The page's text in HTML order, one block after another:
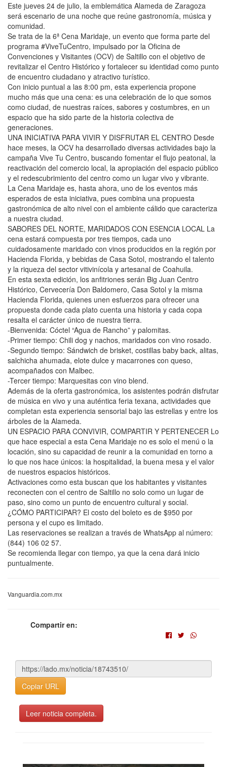
Este jueves 24 de julio, la emblemática Alameda de Zaragoza
será escenario de una noche que reúne gastronomía, música y
comunidad.
Se trata de la 6ª Cena Maridaje, un evento que forma parte del
programa #ViveTuCentro, impulsado por la Oficina de
Convenciones y Visitantes (OCV) de Saltillo con el objetivo de
revitalizar el Centro Histórico y fortalecer su identidad como punto
de encuentro ciudadano y atractivo turístico.
Con inicio puntual a las 8:00 pm, esta experiencia propone
mucho más que una cena: es una celebración de lo que somos
como ciudad, de nuestras raíces, sabores y costumbres, en un
espacio que ha sido parte de la historia colectiva de
generaciones.
UNA INICIATIVA PARA VIVIR Y DISFRUTAR EL CENTRO Desde
hace meses, la OCV ha desarrollado diversas actividades bajo la
campaña Vive Tu Centro, buscando fomentar el flujo peatonal, la
reactivación del comercio local, la apropiación del espacio público
y el redescubrimiento del centro como un lugar vivo y vibrante.
La Cena Maridaje es, hasta ahora, uno de los eventos más
esperados de esta iniciativa, pues combina una propuesta
gastronómica de alto nivel con el ambiente cálido que caracteriza
a nuestra ciudad.
SABORES DEL NORTE, MARIDADOS CON ESENCIA LOCAL La
cena estará compuesta por tres tiempos, cada uno
cuidadosamente maridado con vinos producidos en la región por
Hacienda Florida, y bebidas de Casa Sotol, mostrando el talento
y la riqueza del sector vitivinícola y artesanal de Coahuila.
En esta sexta edición, los anfitriones serán Big Juan Centro
Histórico, Cervecería Don Baldomero, Casa Sotol y la misma
Hacienda Florida, quienes unen esfuerzos para ofrecer una
propuesta donde cada plato cuenta una historia y cada copa
resalta el carácter único de nuestra tierra.
-Bienvenida: Cóctel “Agua de Rancho” y palomitas.
-Primer tiempo: Chili dog y nachos, maridados con vino rosado.
-Segundo tiempo: Sándwich de brisket, costillas baby back, alitas,
salchicha ahumada, elote dulce y macarrones con queso,
acompañados con Malbec.
-Tercer tiempo: Marquesitas con vino blend.
Además de la oferta gastronómica, los asistentes podrán disfrutar
de música en vivo y una auténtica feria texana, actividades que
completan esta experiencia sensorial bajo las estrellas y entre los
árboles de la Alameda.
UN ESPACIO PARA CONVIVIR, COMPARTIR Y PERTENECER Lo
que hace especial a esta Cena Maridaje no es solo el menú o la
locación, sino su capacidad de reunir a la comunidad en torno a
lo que nos hace únicos: la hospitalidad, la buena mesa y el valor
de nuestros espacios históricos.
Activaciones como esta buscan que los habitantes y visitantes
reconecten con el centro de Saltillo no solo como un lugar de
paso, sino como un punto de encuentro cultural y social.
¿CÓMO PARTICIPAR? El costo del boleto es de $950 por
persona y el cupo es limitado.
Las reservaciones se realizan a través de WhatsApp al número:
(844) 106 02 57.
Se recomienda llegar con tiempo, ya que la cena dará inicio
puntualmente.
Vanguardia.com.mx
Compartir en:
Copiar URL
Leer noticia completa.